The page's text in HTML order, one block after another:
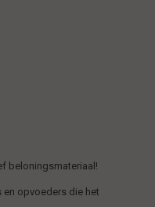
beloningsmateriaal!
en opvoeders die het